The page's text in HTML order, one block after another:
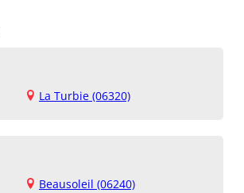
La Turbie (06320)
Beausoleil (06240)